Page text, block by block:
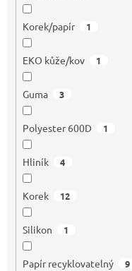
Korek/papír 1
EKO kůže/kov 1
Guma 3
Polyester 600D 1
Hliník 4
Korek 12
Silikon 1
Papír recyklovatelný 9